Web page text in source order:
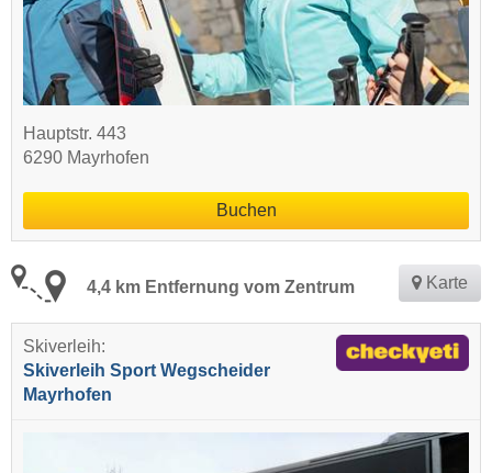
Hauptstr. 443
6290 Mayrhofen
Buchen
4,4 km Entfernung vom Zentrum Karte
Skiverleih:
Skiverleih Sport Wegscheider
Mayrhofen